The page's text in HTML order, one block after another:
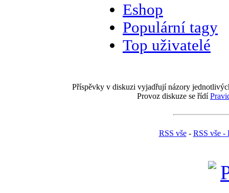
Eshop
Populární tagy
Top uživatelé
Příspěvky v diskuzi vyjadřují názory
Provoz diskuze se řídí
RSS vše- RSS vše -